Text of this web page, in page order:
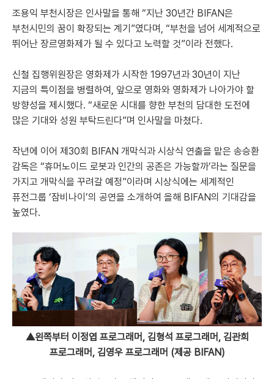
조용익 부천시장은 인사말을 통해 “지난 30년간 BIFAN은
부천시민의 꿈이 확장되는 계기”였다며, “부천을 넘어 세계적으로
뛰어난 장르영화제가 될 수 있다고 노력할 것”이라 전했다.
신철 집행위원장은 영화제가 시작한 1997년과 30년이 지난
지금의 특이점을 병렬하여, 앞으로 영화와 영화제가 나아가야 할
방향성을 제시했다. “새로운 시대를 향한 부천의 담대한 도전에
많은 기대와 성원 부탁드린다”며 인사말을 마쳤다.
작년에 이어 제30회 BIFAN 개막식과 시상식 연출을 맡은 송승환
감독은 “휴머노이드 로봇과 인간의 공존은 가능할까’라는 질문을
가지고 개막식을 꾸려갈 예정”이라며 시상식에는 세계적인
퓨전그룹 ‘잠비나이’의 공연을 소개하여 올해 BIFAN의 기대감을
높였다.
▲왼쪽부터 이정엽 프로그래머, 김형석 프로그래머, 김관희
프로그래머, 김영우 프로그래머 (제공 BIFAN)